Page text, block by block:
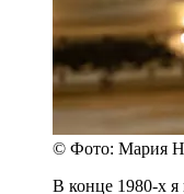
© Фото: Мария
В конце 1980-х